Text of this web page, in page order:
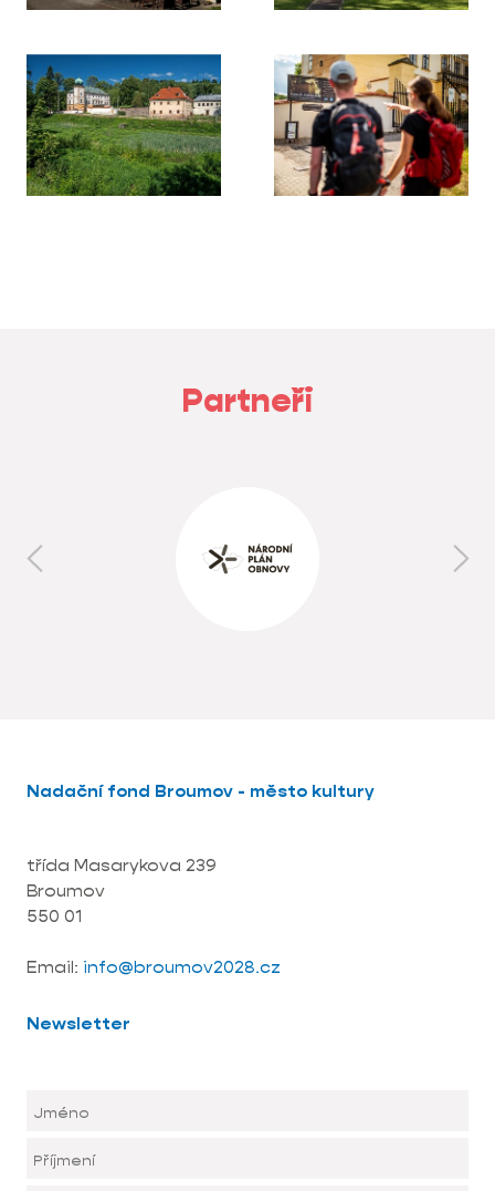
Partneři
Nadační fond Broumov - město kultury
třída Masarykova 239
Broumov
550 01
Email: info@broumov2028.cz
Newsletter